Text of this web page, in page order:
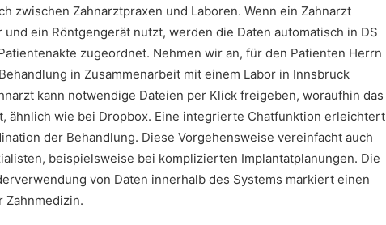
zwischen Zahnarztpraxen und Laboren. Wenn ein Zahnarzt
ein Röntgengerät nutzt, werden die Daten automatisch in DS
zugeordnet. Nehmen wir an, für den Patienten Herrn
in Zusammenarbeit mit einem Labor in Innsbruck
kann notwendige Dateien per Klick freigeben, woraufhin das
ähnlich wie bei Dropbox. Eine integrierte Chatfunktion erleichtert
der Behandlung. Diese Vorgehensweise vereinfacht auch
beispielsweise bei komplizierten Implantatplanungen. Die
von Daten innerhalb des Systems markiert einen
Zahnmedizin.